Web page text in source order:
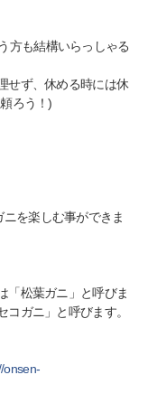
方も結構いらっしゃる
せず、休める時には休
ろう！)
を楽しむ事ができま
「松葉ガニ」と呼びま
ガニ」と呼びます。
onsen-